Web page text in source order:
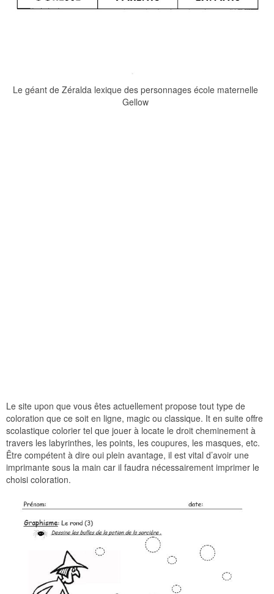
Le géant de Zéralda lexique des personnages école maternelle
Gellow
Le site upon que vous êtes actuellement propose tout type de
coloration que ce soit en ligne, magic ou classique. It en suite offre
scolastique colorier tel que jouer à locate le droit cheminement à
travers les labyrinthes, les points, les coupures, les masques, etc.
Être compétent à dire oui plein avantage, il est vital d’avoir une
imprimante sous la main car il faudra nécessairement imprimer le
choisi coloration.